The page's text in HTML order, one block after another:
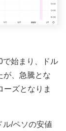
で始まり、ドル
が、急騰とな
ーズとなりま
ル/ペソの安値